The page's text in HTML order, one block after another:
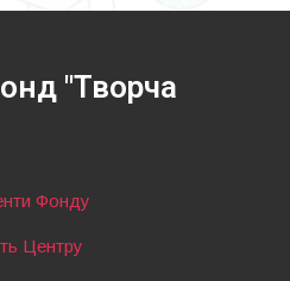
"Творча
Фонду
Центру